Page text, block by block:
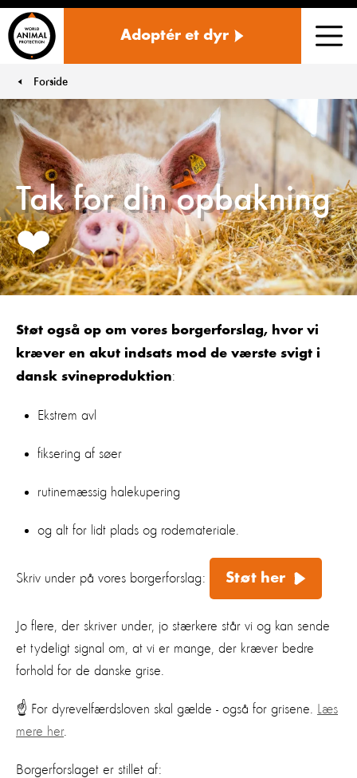
Adoptér et dyr
Forside
Tak for din opbakning
❤️
Støt også op om vores borgerforslag, hvor vi
kræver en akut indsats mod de værste svigt i
dansk svineproduktion:
Ekstrem avl
fiksering af søer
rutinemæssig halekupering
og alt for lidt plads og rodemateriale.
Skriv under på vores borgerforslag: Støt her
Jo flere, der skriver under, jo stærkere står vi og kan sende
et tydeligt signal om, at vi er mange, der kræver bedre
forhold for de danske grise.
☝️ For dyrevelfærdsloven skal gælde - også for grisene. Læs
mere her.
Borgerforslaget er stillet af: